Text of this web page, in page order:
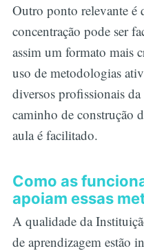
Outro ponto relevante é
concentração pode ser
assim um formato mais
uso de metodologias
diversos profissionais
caminho de construção
aula é facilitado.
Como as
apoiam essas
A qualidade da
de aprendizagem estão